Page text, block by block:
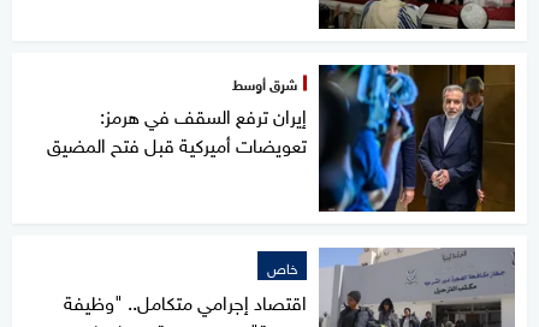
شرق أوسط
إيران ترفع السقف في هرمز:
تعويضات أميركية قبل فتح المضيق
خاص
اقتصاد إجرامي متكامل.. "وظيفة